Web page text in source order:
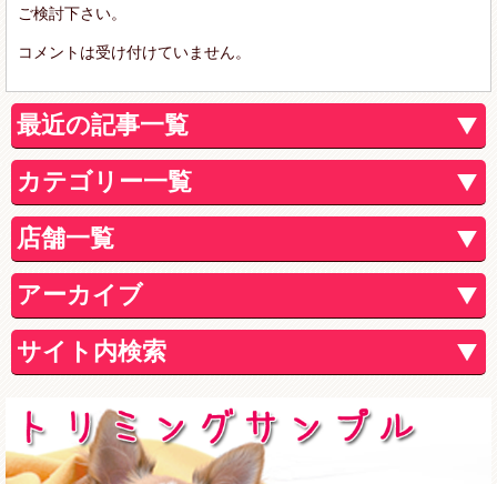
ご検討下さい。
コメントは受け付けていません。
最近の記事一覧
カテゴリー一覧
店舗一覧
アーカイブ
サイト内検索